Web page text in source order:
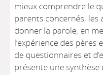
mieux comprendre le
parents concernés,
donner la parole, en
l’expérience des pères
de questionnaires et
présente une